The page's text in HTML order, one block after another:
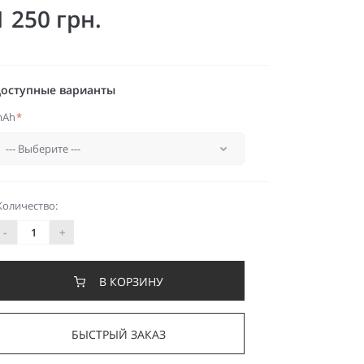
250 грн.
варианты
*
-
+
В КОРЗИНУ
БЫСТРЫЙ ЗАКАЗ